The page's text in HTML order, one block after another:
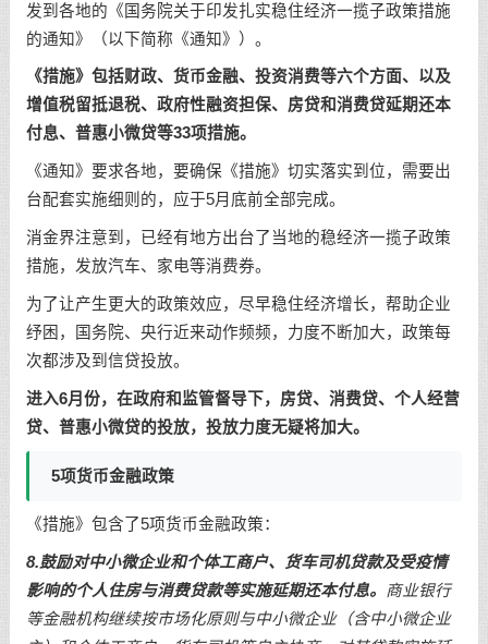
发到各地的《国务院关于印发扎实稳住经济一揽子政策措施
的通知》（以下简称《通知》）。
《措施》包括财政、货币金融、投资消费等六个方面、以及
增值税留抵退税、政府性融资担保、房贷和消费贷延期还本
付息、普惠小微贷等33项措施。
《通知》要求各地，要确保《措施》切实落实到位，需要出
台配套实施细则的，应于5月底前全部完成。
消金界注意到，已经有地方出台了当地的稳经济一揽子政策
措施，发放汽车、家电等消费券。
为了让产生更大的政策效应，尽早稳住经济增长，帮助企业
纾困，国务院、央行近来动作频频，力度不断加大，政策每
次都涉及到信贷投放。
进入6月份，在政府和监管督导下，房贷、消费贷、个人经营
贷、普惠小微贷的投放，投放力度无疑将加大。
5项货币金融政策
《措施》包含了5项货币金融政策：
8.鼓励对中小微企业和个体工商户、货车司机贷款及受疫情
影响的个人住房与消费贷款等实施延期还本付息。
商业银行
等金融机构继续按市场化原则与中小微企业（含中小微企业